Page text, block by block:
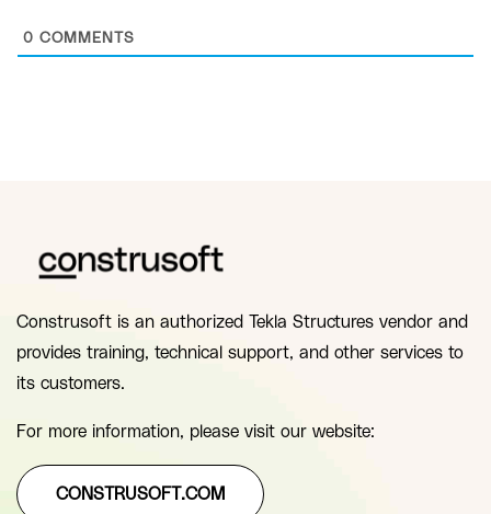
0 COMMENTS
Construsoft is an authorized Tekla Structures vendor and
provides training, technical support, and other services to
its customers.
For more information, please visit our website:
CONSTRUSOFT.COM